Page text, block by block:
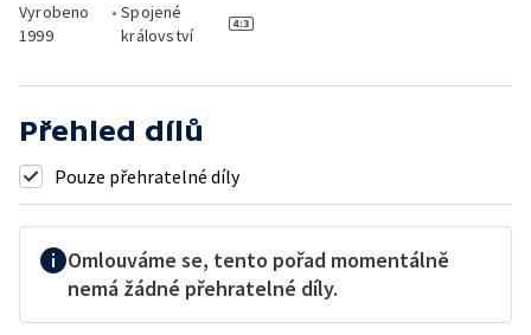
Vyrobeno
1999
• Spojené
království
Přehled dílů
Pouze přehratelné díly
Omlouváme se, tento pořad momentálně
nemá žádné přehratelné díly.